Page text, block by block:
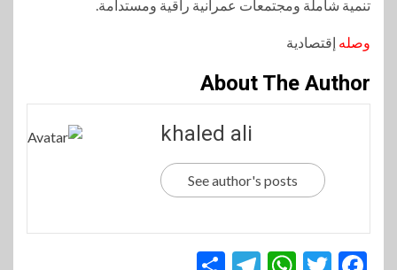
تنمية شاملة ومجتمعات عمرانية راقية ومستدامة.
وصله إقتصادية
About The Author
khaled ali
See author's posts